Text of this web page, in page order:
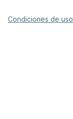
Condiciones de uso